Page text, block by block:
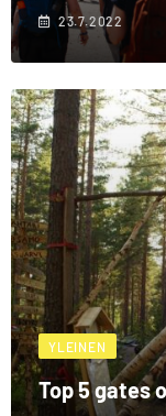
23.7.2022
YLEINEN
Top 5 gates